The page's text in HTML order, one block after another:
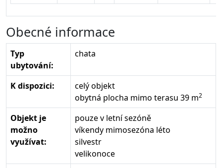
Obecné informace
Typ
ubytování:
chata
K dispozici:
celý objekt
obytná plocha mimo terasu 39 m2
Objekt je
možno
využívat:
pouze v letní sezóně
víkendy mimosezóna léto
silvestr
velikonoce